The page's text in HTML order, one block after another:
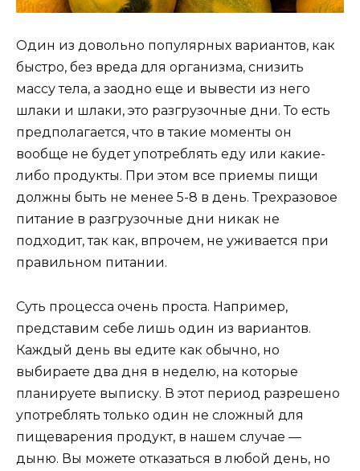
Один из довольно популярных вариантов, как
быстро, без вреда для организма, снизить
массу тела, а заодно еще и вывести из него
шлаки и шлаки, это разгрузочные дни. То есть
предполагается, что в такие моменты он
вообще не будет употреблять еду или какие-
либо продукты. При этом все приемы пищи
должны быть не менее 5-8 в день. Трехразовое
питание в разгрузочные дни никак не
подходит, так как, впрочем, не уживается при
правильном питании.
Суть процесса очень проста. Например,
представим себе лишь один из вариантов.
Каждый день вы едите как обычно, но
выбираете два дня в неделю, на которые
планируете выписку. В этот период разрешено
употреблять только один не сложный для
пищеварения продукт, в нашем случае —
дыню. Вы можете отказаться в любой день, но